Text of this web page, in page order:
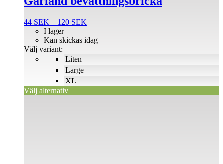
44 SEK – 120 SEK
till
Liten
Large
XL
I lager
Kan skickas idag
Välj variant:
Välj alternativ
har
varianter.
olika
alternativen
produktsidan